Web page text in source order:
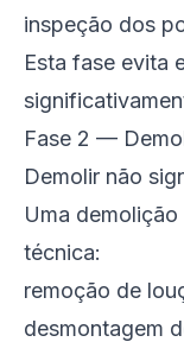
inspeção dos
Esta fase evita
Fase 2 —
Demolir não
Uma
técnica:
remoção de
desmontagem